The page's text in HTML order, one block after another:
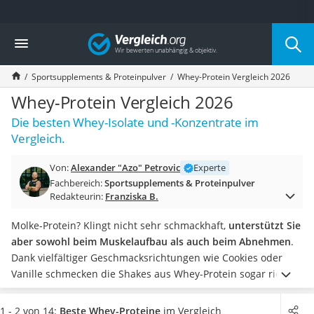
Die beliebtesten Vergleiche nach Kategorie
Drogerie
Inhalator
Haarschneider
Rollator
Braun Rasierer
Katzenklappe (Chip)
Rasierer
Massagepistole
Epilierer
Eiweißpulver
Magnesiumpräparat
Katzenklappe
Nackenmassagegerät
Zeckenschutz Katze
leichter Haartrockner
Vergleich
Sportsupplements & Proteinpulver Whey-Protein Vergleich 2026
Whey-Protein Vergleich 2026
Die besten Whey-Isolate und -Konzentrate im
Vergleich.
Von:Alexander "Azo" Petrovic
Experte
Fachbereich:Sportsupplements & Proteinpulver
Redakteurin: Franziska B.
Molke-Protein? Klingt nicht sehr schmackhaft, unterstützt Sie
aber sowohl beim Muskelaufbau als auch beim Abnehmen.
Dank vielfältiger Geschmacksrichtungen wie Cookies oder
Vanille schmecken die Shakes aus Whey-Protein sogar richtig
lecker. Sie können dabei Pulvermischungen unterscheiden,
die Sietäglich ein Mal einnehmen müssen oder aber welche,
1 - 2 von 14: Beste Whey-Proteine im Vergleich